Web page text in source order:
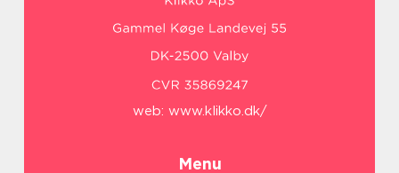
web: www.klikko.dk/
Menu